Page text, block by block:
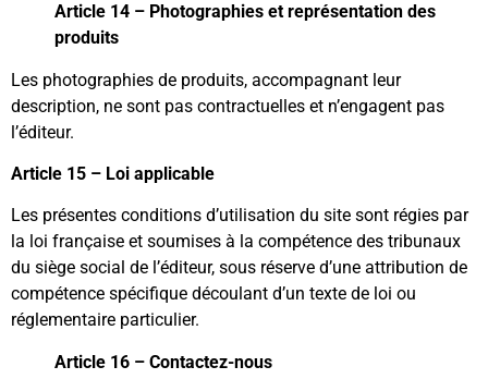
Article 14 – Photographies et représentation des
produits
Les photographies de produits, accompagnant leur
description, ne sont pas contractuelles et n’engagent pas
l’éditeur.
Article 15 – Loi applicable
Les présentes conditions d’utilisation du site sont régies par
la loi française et soumises à la compétence des tribunaux
du siège social de l’éditeur, sous réserve d’une attribution de
compétence spécifique découlant d’un texte de loi ou
réglementaire particulier.
Article 16 – Contactez-nous